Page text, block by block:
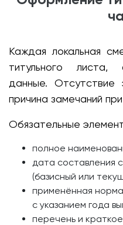
Каждая локальная
титульного листа,
данные. Отсутствие
причина замечаний
Обязательные
полное
дата составления
(базисный или
применённая
с указанием года
перечень и